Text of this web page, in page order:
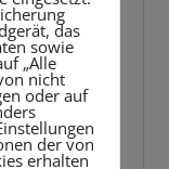
zu
das
sowie
„Alle
nicht
oder auf
der von
erhalten